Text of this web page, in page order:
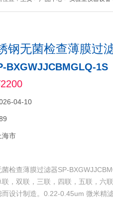
钢无菌检查薄膜过
BXGWJJCBMGLQ-1S
04-10
海市
检查薄膜过滤器SP-
，双联，三联，四联，五联，六
而设计制造。0.22-0.45um 微米精